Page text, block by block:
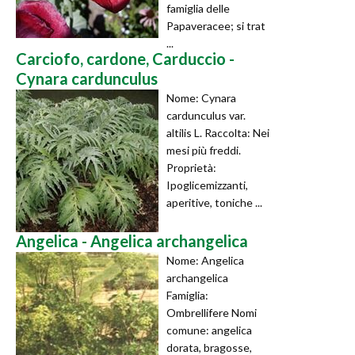
famiglia delle
Papaveracee; si trat
...
Carciofo, cardone, Carduccio -
Cynara cardunculus
Nome: Cynara
cardunculus var.
altilis L. Raccolta: Nei
mesi più freddi.
Proprietà:
Ipoglicemizzanti,
aperitive, toniche ...
Angelica - Angelica archangelica
Nome: Angelica
archangelica
Famiglia:
Ombrellifere Nomi
comune: angelica
dorata, bragosse,